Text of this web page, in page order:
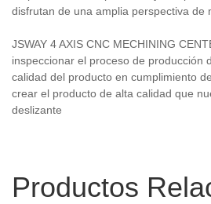
disfrutan de una amplia perspectiva de
JSWAY 4 AXIS CNC MECHINING
inspeccionar el proceso de producción
calidad del producto en cumplimiento
crear el producto de alta calidad que
deslizante
Productos